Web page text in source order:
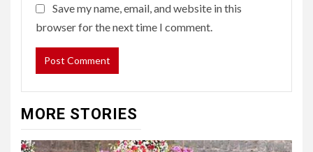
Save my name, email, and website in this
browser for the next time I comment.
MORE STORIES